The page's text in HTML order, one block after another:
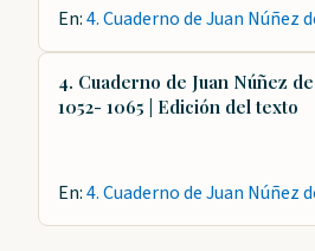
En:4. Cuaderno de Juan Núñez
4. Cuaderno de Juan Núñez de
1052- 1065 | Edición del texto
En:4. Cuaderno de Juan Núñez